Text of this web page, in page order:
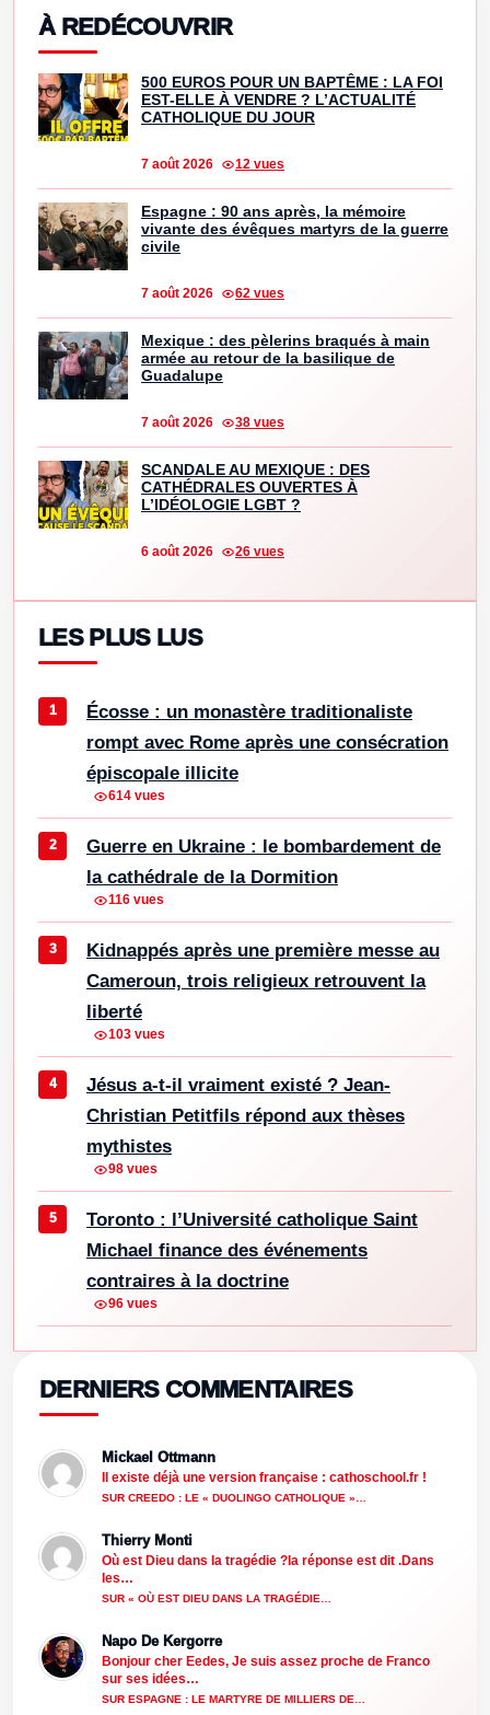
À REDÉCOUVRIR
500 EUROS POUR UN BAPTÊME : LA FOI
EST-ELLE À VENDRE ? L’ACTUALITÉ
CATHOLIQUE DU JOUR
7 août 2026 12 vues
Espagne : 90 ans après, la mémoire
vivante des évêques martyrs de la guerre
civile
7 août 2026 62 vues
Mexique : des pèlerins braqués à main
armée au retour de la basilique de
Guadalupe
7 août 2026 38 vues
SCANDALE AU MEXIQUE : DES
CATHÉDRALES OUVERTES À
L’IDÉOLOGIE LGBT ?
6 août 2026 26 vues
LES PLUS LUS
Écosse : un monastère traditionaliste
rompt avec Rome après une consécration
épiscopale illicite
614 vues
Guerre en Ukraine : le bombardement de
la cathédrale de la Dormition
116 vues
Kidnappés après une première messe au
Cameroun, trois religieux retrouvent la
liberté
103 vues
Jésus a-t-il vraiment existé ? Jean-
Christian Petitfils répond aux thèses
mythistes
98 vues
Toronto : l’Université catholique Saint
Michael finance des événements
contraires à la doctrine
96 vues
DERNIERS COMMENTAIRES
Mickael Ottmann
Il existe déjà une version française : cathoschool.fr !
SUR CREEDO : LE « DUOLINGO CATHOLIQUE »…
Thierry Monti
Où est Dieu dans la tragédie ?la réponse est dit .Dans
les…
SUR « OÙ EST DIEU DANS LA TRAGÉDIE…
Napo De Kergorre
Bonjour cher Eedes, Je suis assez proche de Franco
sur ses idées…
SUR ESPAGNE : LE MARTYRE DE MILLIERS DE…